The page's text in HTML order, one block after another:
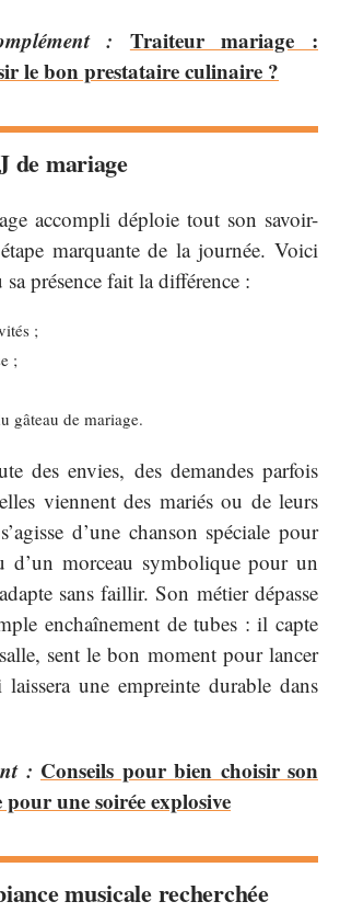
:
Traiteur mariage :
le bon prestataire culinaire ?
de mariage
accompli déploie tout son savoir-
marquante de la journée. Voici
présence fait la différence :
;
;
gâteau de mariage.
des envies, des demandes parfois
viennent des mariés ou de leurs
d’une chanson spéciale pour
d’un morceau symbolique pour un
sans faillir. Son métier dépasse
enchaînement de tubes : il capte
sent le bon moment pour lancer
une empreinte durable dans
: Conseils pour bien choisir son
une soirée explosive
musicale recherchée